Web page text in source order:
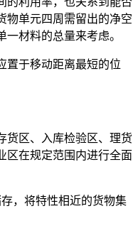
物单元四周需留出的净空
材料的总量来考虑。
置于移动距离最短的位
区、入库检验区、理货
区在规定范围内进行全面
，将特性相近的货物集